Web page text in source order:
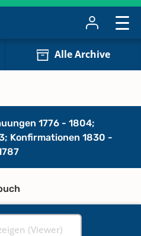
Alle Archive
1776 - 1804;
Konfirmationen 1830 -
(Viewer)